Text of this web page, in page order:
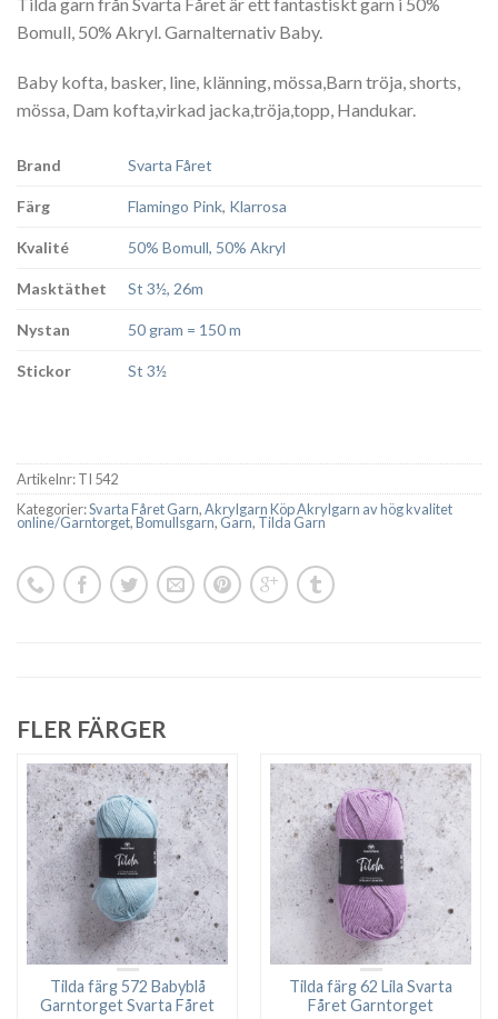
Bomull, 50% Akryl. Garnalternativ Baby.
Baby kofta, basker, line, klänning, mössa,Barn tröja, shorts,
mössa, Dam kofta,virkad jacka,tröja,topp, Handukar.
Brand Svarta Fåret
Färg Flamingo Pink, Klarrosa
Kvalité 50% Bomull, 50% Akryl
Masktäthet St 3½, 26m
Nystan 50 gram = 150 m
Stickor St 3½
Artikelnr:TI 542
Kategorier:Svarta Fåret Garn,Akrylgarn Köp Akrylgarn av hög kvalitet
online/Garntorget,Bomullsgarn, Garn, Tilda Garn
FLER FÄRGER
Tilda färg 572 Babyblå
Garntorget Svarta Fåret
Tilda färg 62 Lila Svarta
Fåret Garntorget